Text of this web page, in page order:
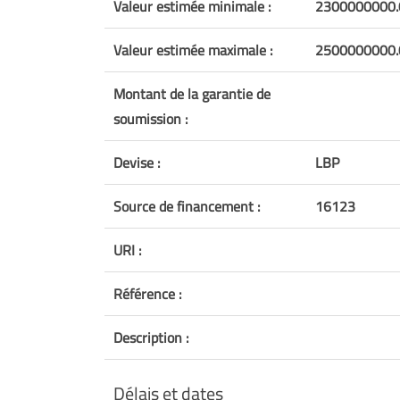
Valeur estimée minimale :
Valeur estimée maximale :
Montant de la garantie de
soumission :
Devise :
LBP
Source de financement :
16123
URI :
Référence :
Description :
Délais et dates